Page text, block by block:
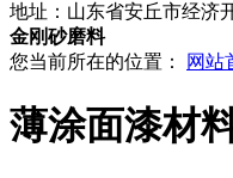
地址：山东省安丘市经济
金刚砂磨料
您当前所在的位置：
网站
薄涂面漆材